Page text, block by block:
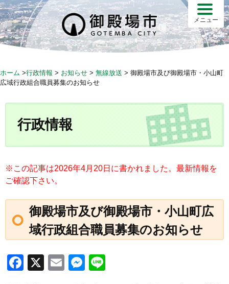
S
k
i
p
c
メニュー
ホーム >行政情報 > お知らせ > 無線放送 > 御殿場市及び御殿場市・小山町
広域行政組合職員募集のお知らせ
行政情報
※この記事は2026年4月20日に書かれました。最新情報を
ご確認下さい。
御殿場市及び御殿場市・小山町広
域行政組合職員募集のお知らせ
F
X
E
M